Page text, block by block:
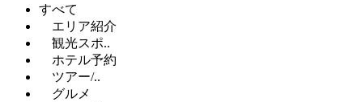
すべて
エリア紹介
観光スポ..
ホテル予約
ツアー/..
グルメ